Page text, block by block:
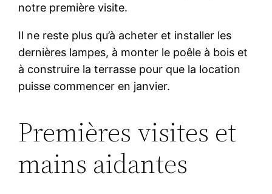
notre première visite.
Il ne reste plus qu’à acheter et installer les
dernières lampes, à monter le poêle à bois et
à construire la terrasse pour que la location
puisse commencer en janvier.
Premières visites et
mains aidantes